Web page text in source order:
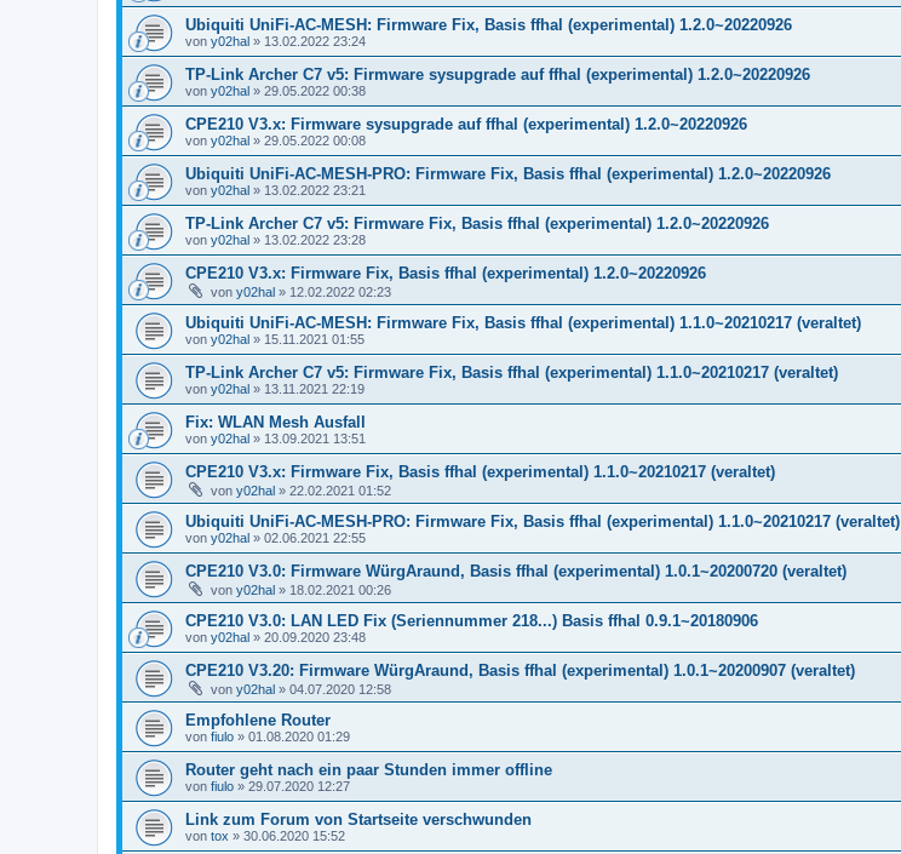
Ubiquiti UniFi-AC-MESH: Firmware Fix, Basis ffhal (experimental) 1.2.0~20220926
von y02hal » 13.02.2022 23:24
TP-Link Archer C7 v5: Firmware sysupgrade auf ffhal (experimental) 1.2.0~20220926
von y02hal » 29.05.2022 00:38
CPE210 V3.x: Firmware sysupgrade auf ffhal (experimental) 1.2.0~20220926
von y02hal » 29.05.2022 00:08
Ubiquiti UniFi-AC-MESH-PRO: Firmware Fix, Basis ffhal (experimental) 1.2.0~20220926
von y02hal » 13.02.2022 23:21
TP-Link Archer C7 v5: Firmware Fix, Basis ffhal (experimental) 1.2.0~20220926
von y02hal » 13.02.2022 23:28
CPE210 V3.x: Firmware Fix, Basis ffhal (experimental) 1.2.0~20220926
von y02hal » 12.02.2022 02:23
Ubiquiti UniFi-AC-MESH: Firmware Fix, Basis ffhal (experimental) 1.1.0~20210217 (veraltet)
von y02hal » 15.11.2021 01:55
TP-Link Archer C7 v5: Firmware Fix, Basis ffhal (experimental) 1.1.0~20210217 (veraltet)
von y02hal » 13.11.2021 22:19
Fix: WLAN Mesh Ausfall
von y02hal » 13.09.2021 13:51
CPE210 V3.x: Firmware Fix, Basis ffhal (experimental) 1.1.0~20210217 (veraltet)
von y02hal » 22.02.2021 01:52
Ubiquiti UniFi-AC-MESH-PRO: Firmware Fix, Basis ffhal (experimental) 1.1.0~20210217 (veraltet)
von y02hal » 02.06.2021 22:55
CPE210 V3.0: Firmware WürgAraund, Basis ffhal (experimental) 1.0.1~20200720 (veraltet)
von y02hal » 18.02.2021 00:26
CPE210 V3.0: LAN LED Fix (Seriennummer 218...) Basis ffhal 0.9.1~20180906
von y02hal » 20.09.2020 23:48
CPE210 V3.20: Firmware WürgAraund, Basis ffhal (experimental) 1.0.1~20200907 (veraltet)
von y02hal » 04.07.2020 12:58
Empfohlene Router
von fiulo » 01.08.2020 01:29
Router geht nach ein paar Stunden immer offline
von fiulo » 29.07.2020 12:27
Link zum Forum von Startseite verschwunden
von tox » 30.06.2020 15:52